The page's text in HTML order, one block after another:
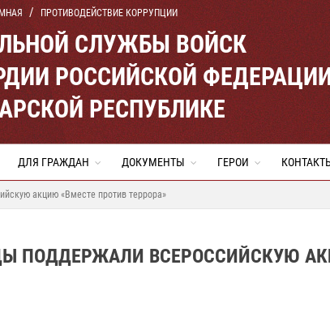
ПРОТИВОДЕЙСТВИЕ КОРРУПЦИИ
СЛУЖБЫ ВОЙСК
РОССИЙСКОЙ
РЕСПУБЛИКЕ
ДЛЯ ГРАЖДАН ДОКУМЕНТЫ ГЕРОИ
акцию «Вместе против террора»
ПОДДЕРЖАЛИ ВСЕРОССИЙСКУЮ